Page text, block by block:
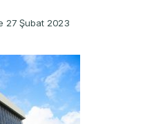
27 Şubat 2023